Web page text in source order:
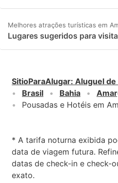
Melhores atrações turísticas em
Lugares sugeridos para
SitioParaAlugar: Aluguel
Brasil
Bahia
Pousadas e Hotéis em
* A tarifa noturna exibida
data de viagem futura.
datas de check-in e check-
exato.